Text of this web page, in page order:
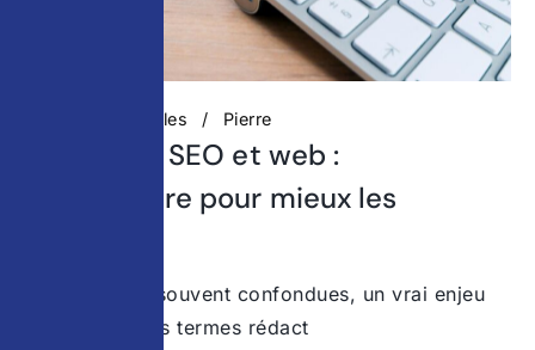
Actualités digitales Pierre
Rédaction SEO et web :
comprendre pour mieux les
Deux notions souvent confondues, un vrai enjeu
stratégique Les termes rédact